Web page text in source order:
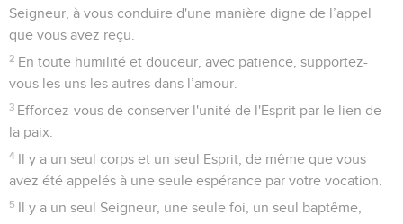
Seigneur, à vous conduire d'une manière digne de l’appel
que vous avez reçu.
2 En toute humilité et douceur, avec patience, supportez-
vous les uns les autres dans l’amour.
3 Efforcez-vous de conserver l'unité de l'Esprit par le lien de
la paix.
4 Il y a un seul corps et un seul Esprit, de même que vous
avez été appelés à une seule espérance par votre vocation.
5 Il y a un seul Seigneur, une seule foi, un seul baptême,